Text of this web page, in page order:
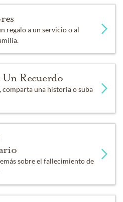
regalo a un servicio o al
Recuerdo
comparta una historia o suba
sobre el fallecimiento de